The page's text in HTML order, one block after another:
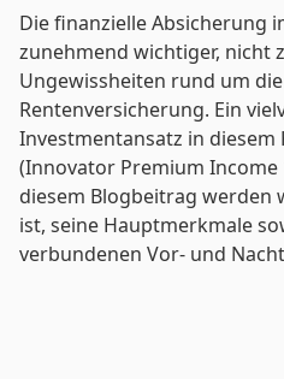
Die finanzielle Absicherung
zunehmend wichtiger, nicht
Ungewissheiten rund um
Rentenversicherung. Ein
Investmentansatz in diesem
(Innovator Premium Income
diesem Blogbeitrag werden
ist, seine Hauptmerkmale
verbundenen Vor- und